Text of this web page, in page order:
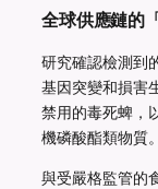
全球供應鏈的
研究確認檢測到
基因突變和損害
禁用的毒死蜱，
機磷酸酯類物質。
與受嚴格監管的